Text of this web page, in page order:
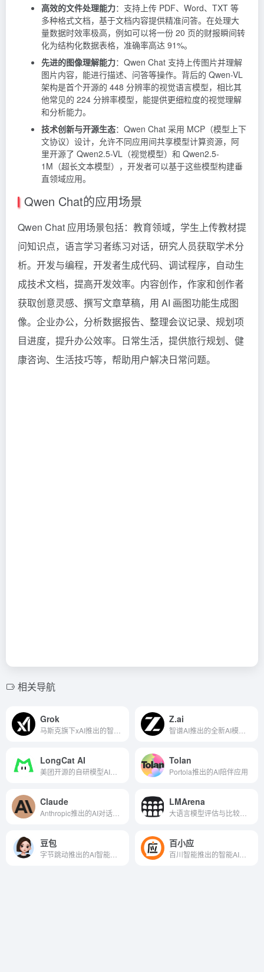
高效的文件处理能力：支持上传 PDF、Word、TXT 等
多种格式文档，基于文档内容提供精准问答。在处理大
量数据时效率极高，例如可以将一份 20 页的财报瞬间转
化为结构化数据表格，准确率高达 91%。
先进的图像理解能力：Qwen Chat 支持上传图片并理解
图片内容，能进行描述、问答等操作。背后的 Qwen-VL
架构是首个开源的 448 分辨率的视觉语言模型，相比其
他常见的 224 分辨率模型，能提供更细粒度的视觉理解
和分析能力。
技术创新与开源生态：Qwen Chat 采用 MCP（模型上下
文协议）设计，允许不同应用间共享模型计算资源，阿
里开源了 Qwen2.5-VL（视觉模型）和 Qwen2.5-
1M（超长文本模型），开发者可以基于这些模型构建垂
直领域应用。
Qwen Chat的应用场景
Qwen Chat 应用场景包括：教育领域，学生上传教材提
问知识点，语言学习者练习对话，研究人员获取学术分
析。开发与编程，开发者生成代码、调试程序，自动生
成技术文档，提高开发效率。内容创作，作家和创作者
获取创意灵感、撰写文章草稿，用 AI 画图功能生成图
像。企业办公，分析数据报告、整理会议记录、规划项
目进度，提升办公效率。日常生活，提供旅行规划、健
康咨询、生活技巧等，帮助用户解决日常问题。
相关导航
Grok Z.ai
LongCat AI Tolan
Portola推出的AI陪伴应用
Claude LMArena
豆包 百小应